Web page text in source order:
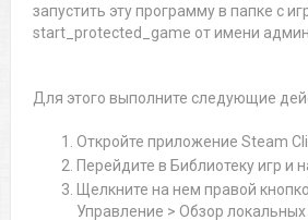
запустить эту программу в папке с
start_protected_game от имени
Для этого выполните следующие
Откройте приложение Steam
Перейдите в Библиотеку игр и
Щелкните на нем правой
Управление > Обзор локальных